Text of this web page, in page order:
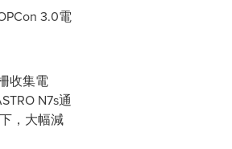
3.0電
收集電
N7s通
，大幅減